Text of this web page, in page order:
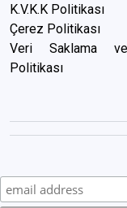
K.V.K.K Politikası
Çerez Politikası
Veri Saklama
Politikası